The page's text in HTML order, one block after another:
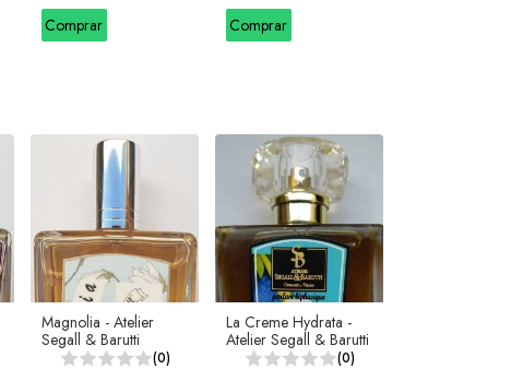
Comprar Comprar
Magnolia - Atelier
Segall & Barutti
(0)
La Creme Hydrata -
Atelier Segall & Barutti
(0)